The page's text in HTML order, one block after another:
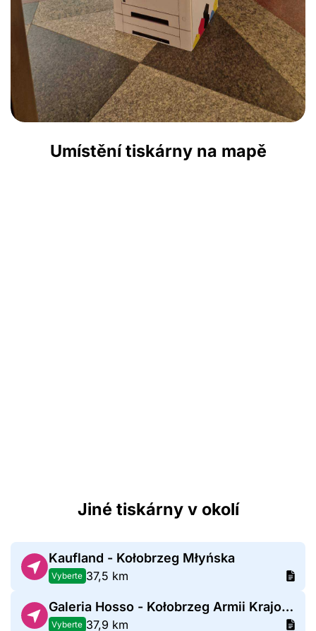
Umístění tiskárny na mapě
Jiné tiskárny v okolí
Kaufland - Kołobrzeg Młyńska
Vyberte 37,5 km
Galeria Hosso - Kołobrzeg Armii Krajowej
Vyberte 37,9 km